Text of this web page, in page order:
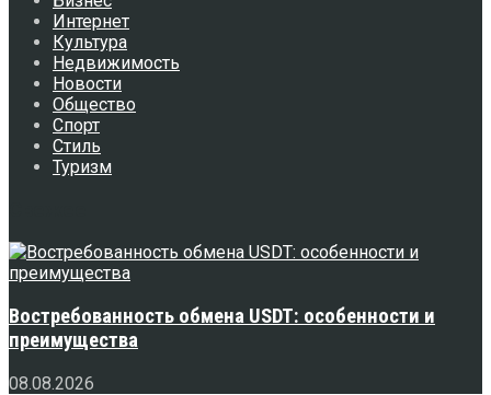
Интернет
Культура
Недвижимость
Новости
Общество
Спорт
Стиль
Туризм
Востребованность обмена USDT: особенности и
преимущества
08.08.2026